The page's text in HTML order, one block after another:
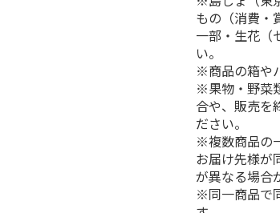
もの（消費・
一部・生花（
い。
※商品の箱や
※果物・野菜
合や、販売を
ださい。
※複数商品の
お届け先様が
が異なる場合
※同一商品で